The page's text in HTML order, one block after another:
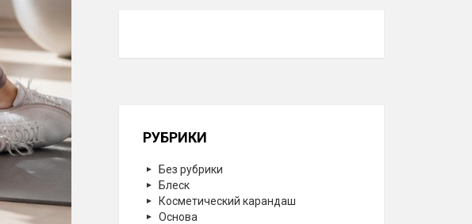
РУБРИКИ
Без рубрики
Блеск
Косметический карандаш
Основа